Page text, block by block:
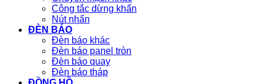
Công tắc dừng khẩn
Nút nhấn
ĐÈN BÁO
Đèn báo khác
Đèn báo panel tròn
Đèn báo quay
Đèn báo tháp